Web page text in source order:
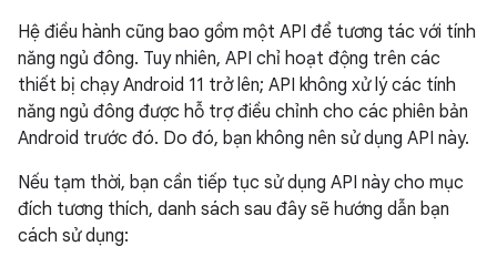
Hệ điều hành cũng bao gồm một API để tương tác với tính
năng ngủ đông. Tuy nhiên, API chỉ hoạt động trên các
thiết bị chạy Android 11 trở lên; API không xử lý các tính
năng ngủ đông được hỗ trợ điều chỉnh cho các phiên bản
Android trước đó. Do đó, bạn không nên sử dụng API này.
Nếu tạm thời, bạn cần tiếp tục sử dụng API này cho mục
đích tương thích, danh sách sau đây sẽ hướng dẫn bạn
cách sử dụng: